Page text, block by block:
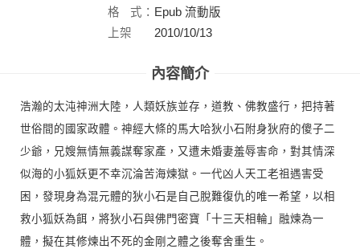
格
式： Epub 流動版
上架
2010/10/13
內容簡介
浩瀚的太沌神洲大陸，人類妖族並存，道教、佛教盛行，把持著
世俗間的國家政體。神經大條的馬大哈狄小石附身狄府的傻子二
少爺，兄嫂無情無義謀奪家產，又遭未婚妻羞辱害命，對其情深
似海的小狐妖更不幸沉淪苦海煉獄。一代凶人天工老祖遇害受
困，發現身為混元體的狄小石是自己脫難復仇的唯一希望，以相
救小狐妖為餌，將狄小石與佛門密寶「十三天相輪」融煉為一
體，擬在其修煉出不死的金剛之體之後奪舍重生。